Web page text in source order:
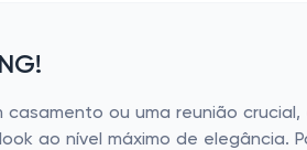
ou uma reunião
ao nível máximo de elegância.